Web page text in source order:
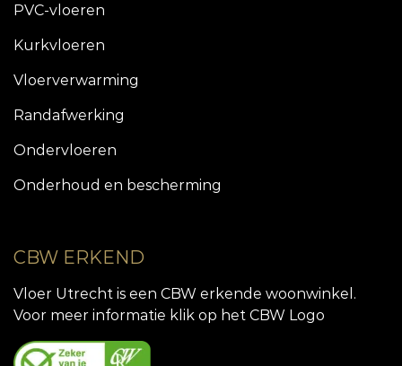
PVC-vloeren
Kurkvloeren
Vloerverwarming
Randafwerking
Ondervloeren
Onderhoud en bescherming
CBW ERKEND
Vloer Utrecht is een CBW erkende woonwinkel.
Voor meer informatie klik op het CBW Logo